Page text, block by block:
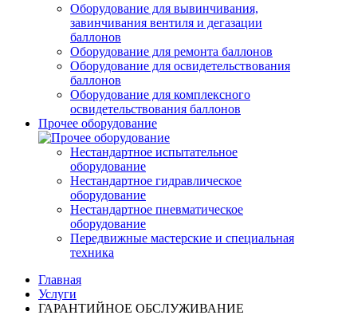
Оборудование для вывинчивания,
завинчивания вентиля и дегазации
баллонов
Оборудование для ремонта баллонов
Оборудование для освидетельствования
баллонов
Оборудование для комплексного
освидетельствования баллонов
Прочее оборудование
Нестандартное испытательное
оборудование
Нестандартное гидравлическое
оборудование
Нестандартное пневматическое
оборудование
Передвижные мастерские и специальная
техника
Главная
Услуги
ГАРАНТИЙНОЕ ОБСЛУЖИВАНИЕ